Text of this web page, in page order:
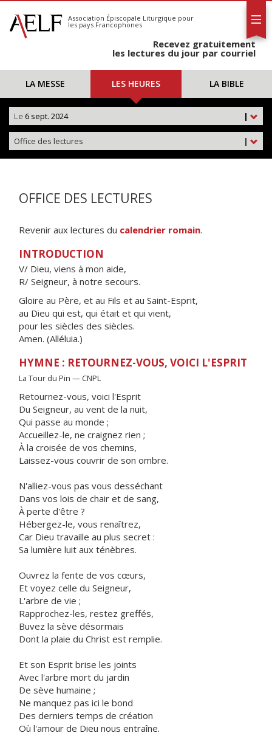
S'abonner
Calendrier
Association Épiscopale Liturgique pour
les pays Francophones
Recevez gratuitement
les lectures du jour par courriel
LA MESSE LES HEURES LA BIBLE
|
Le 6 sept. 2024
|
Office des lectures
OFFICE DES LECTURES
Revenir aux lectures du calendrier romain.
INTRODUCTION
V/ Dieu, viens à mon aide,
R/ Seigneur, à notre secours.
Gloire au Père, et au Fils et au Saint-Esprit,
au Dieu qui est, qui était et qui vient,
pour les siècles des siècles.
Amen. (Alléluia.)
HYMNE : RETOURNEZ-VOUS, VOICI L'ESPRIT
La Tour du Pin — CNPL
Retournez-vous, voici l'Esprit
Du Seigneur, au vent de la nuit,
Qui passe au monde ;
Accueillez-le, ne craignez rien ;
À la croisée de vos chemins,
Laissez-vous couvrir de son ombre.
N'alliez-vous pas vous desséchant
Dans vos lois de chair et de sang,
À perte d'être ?
Hébergez-le, vous renaîtrez,
Car Dieu travaille au plus secret :
Sa lumière luit aux ténèbres.
Ouvrez la fente de vos cœurs,
Et voyez celle du Seigneur,
L'arbre de vie ;
Rapprochez-les, restez greffés,
Buvez la sève désormais
Dont la plaie du Christ est remplie.
Et son Esprit brise les joints
Avec l'arbre mort du jardin
De sève humaine ;
Ne manquez pas ici le bond
Des derniers temps de création
Où l'amour de Dieu nous entraîne.